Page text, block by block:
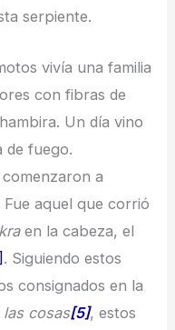
serpiente.
vivía una familia
con fibras de
Un día vino
de fuego.
a
aquel que corrió
en la cabeza, el
. Siguiendo estos
consignados en la
cosas[5], estos